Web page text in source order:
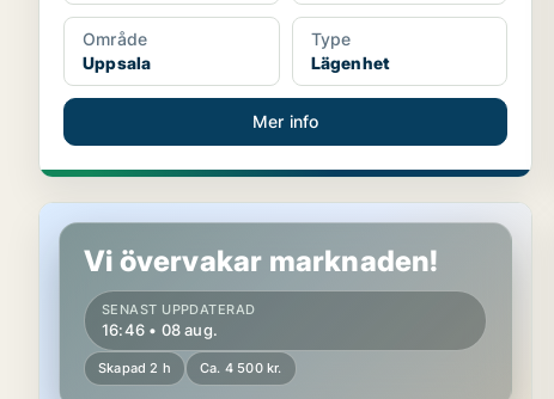
Område
Uppsala
Type
Lägenhet
Mer info
Rum i Uppsala
Vi övervakar marknaden!
SENAST UPPDATERAD
16:46 • 08 aug.
Skapad 2 h Ca. 4 500 kr.